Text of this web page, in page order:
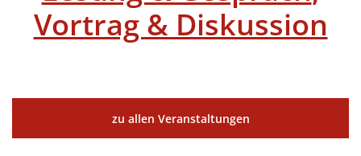
Vortrag & Diskussion
zu allen Veranstaltungen